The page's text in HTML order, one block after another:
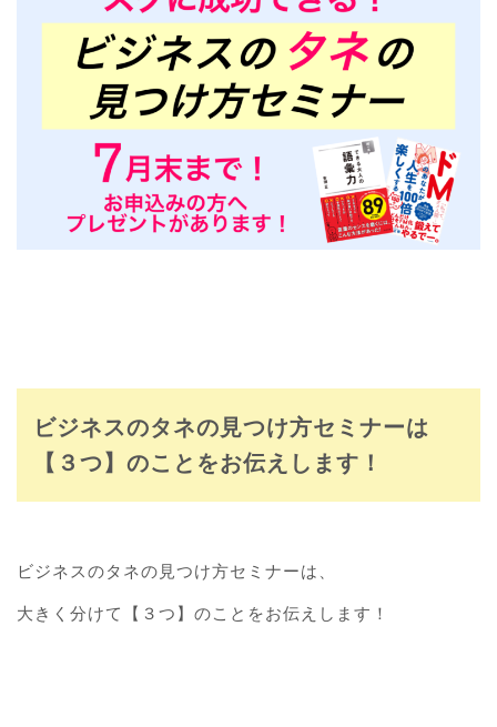
ビジネスのタネの見つけ方セミナーは
【３つ】のことをお伝えします！
ビジネスのタネの見つけ方セミナーは、
大きく分けて【３つ】のことをお伝えします！